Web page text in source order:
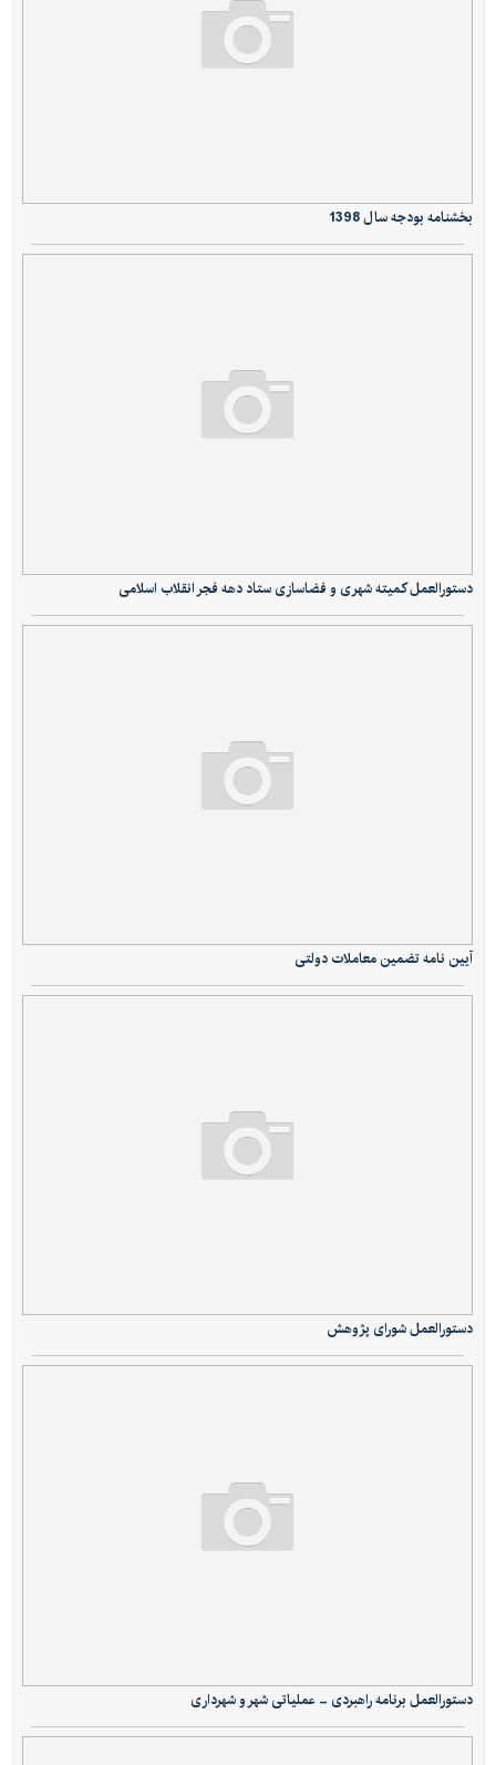
بخشنامه بودجه سال 1398
دستورالعمل کمیته شهری و فضاسازی ستاد دهه فجر انقلاب اسلامی
آیین نامه تضمین معاملات دولتی
دستورالعمل شورای پژوهش
دستورالعمل برنامه راهبردی - عملیاتی شهر و شهرداری